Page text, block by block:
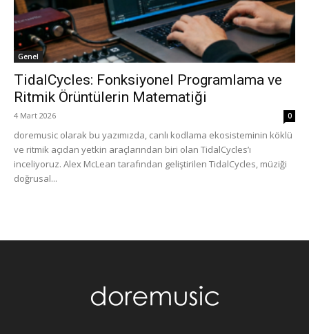
Genel
TidalCycles: Fonksiyonel Programlama ve
Ritmik Örüntülerin Matematiği
4 Mart 2026 0
doremusic olarak bu yazımızda, canlı kodlama ekosisteminin köklü
ve ritmik açıdan yetkin araçlarından biri olan TidalCycles’ı
inceliyoruz. Alex McLean tarafından geliştirilen TidalCycles, müziği
doğrusal...